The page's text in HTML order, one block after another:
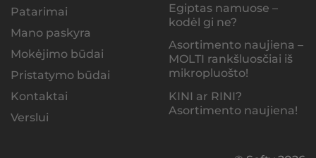
Patarimai
Mano paskyra
Mokėjimo būdai
Pristatymo būdai
Kontaktai
Verslui
Egiptas namuose –
kodėl gi ne?
Asortimento naujiena –
MOLTI rankšluosčiai iš
mikropluošto!
KINI ar RINI?
Asortimento naujiena!